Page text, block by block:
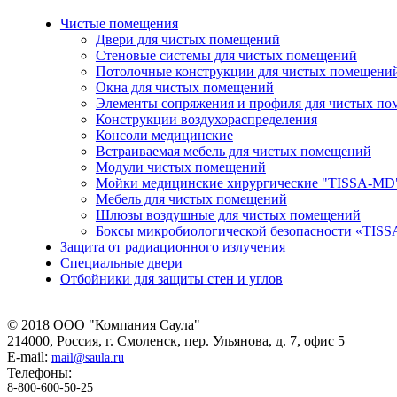
Чистые помещения
Двери для чистых помещений
Стеновые системы для чистых помещений
Потолочные конструкции для чистых
Окна для чистых помещений
Элементы сопряжения и профиля для чистых
Конструкции воздухораспределения
Консоли медицинские
Встраиваемая мебель для чистых помещений
Модули чистых помещений
Мойки медицинские хирургические "TISSA-
Мебель для чистых помещений
Шлюзы воздушные для чистых помещений
Боксы микробиологической безопасности
Защита от радиационного излучения
Специальные двери
Отбойники для защиты стен и углов
© 2018 ООО "Компания Саула"
214000, Россия, г. Смоленск, пер. Ульянова, д. 7, офис 5
E-mail: mail@saula.ru
Телефоны:
8-800-600-50-25